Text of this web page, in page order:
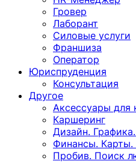
Гровер
Лаборант
Силовые услуги
Франшиза
Оператор
Юриспруденция
Консультация
Другoе
Аксессуары для
Каршеринг
Дизайн.
Финансы.
Пробив. Поиск